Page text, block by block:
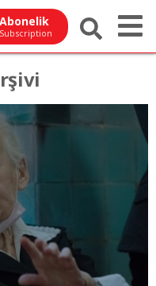
Abonelik
Subscription